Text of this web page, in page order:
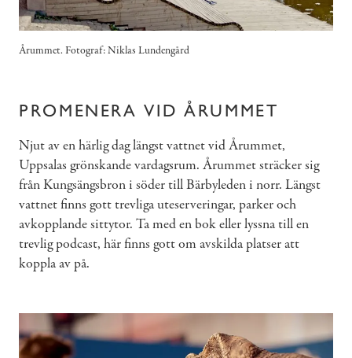
Årummet. Fotograf: Niklas Lundengård
PROMENERA VID ÅRUMMET
Njut av en härlig dag längst vattnet vid Årummet,
Uppsalas grönskande vardagsrum. Årummet sträcker sig
från Kungsängsbron i söder till Bärbyleden i norr. Längst
vattnet finns gott trevliga uteserveringar, parker och
avkopplande sittytor. Ta med en bok eller lyssna till en
trevlig podcast, här finns gott om avskilda platser att
koppla av på.